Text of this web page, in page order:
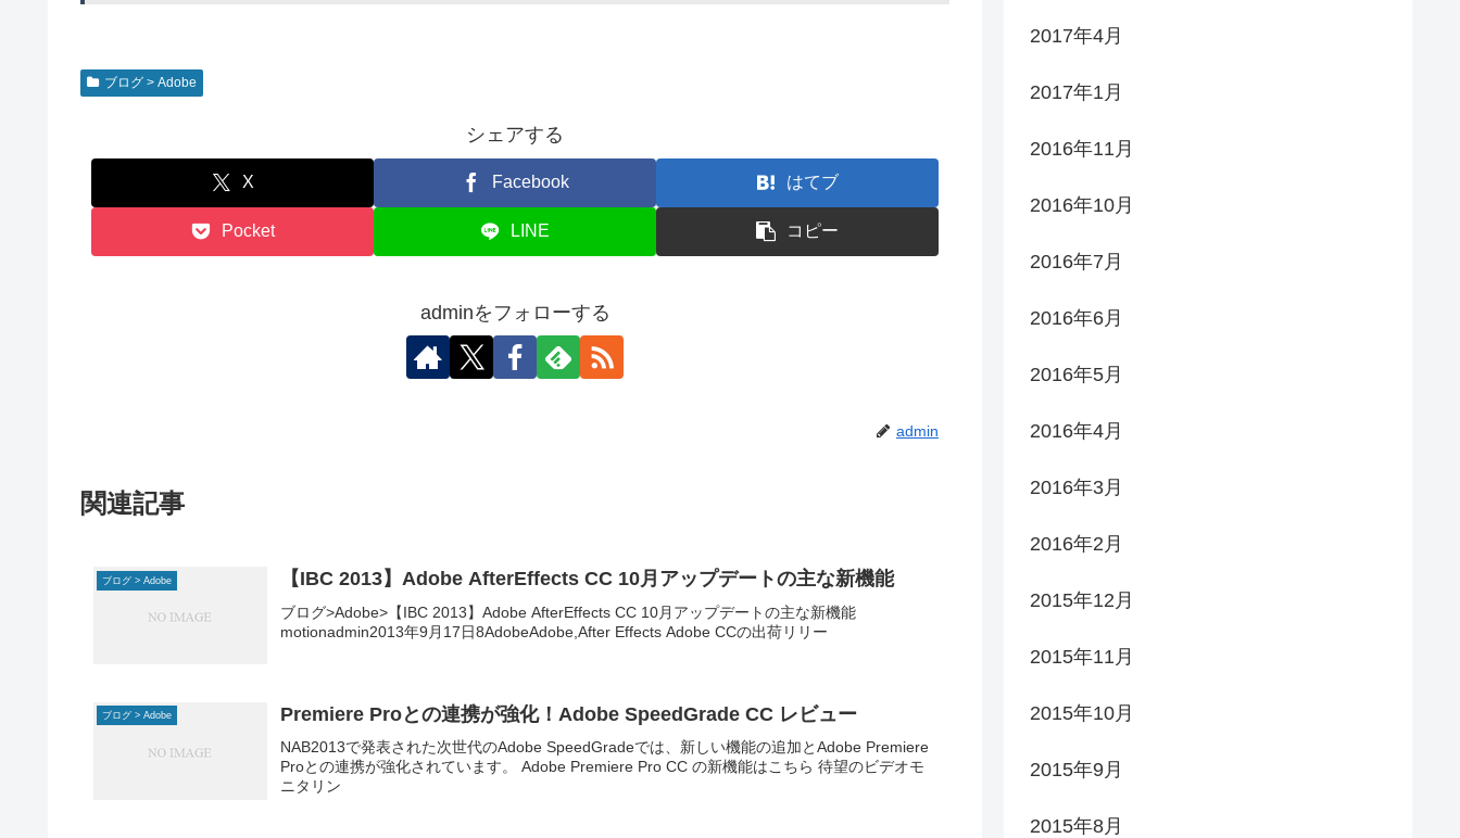
ブログ > Adobe
シェアする
X Facebook はてブ
Pocket LINE コピー
adminをフォローする
admin
関連記事
ブログ > Adobe 【IBC 2013】Adobe AfterEffects CC 10月アップデートの主な新機能
ブログ>Adobe>【IBC 2013】Adobe AfterEffects CC 10月アップデートの主な新機能
motionadmin2013年9月17日8AdobeAdobe,After Effects Adobe CCの出荷リリー
ブログ > Adobe Premiere Proとの連携が強化！Adobe SpeedGrade CC レビュー
NAB2013で発表された次世代のAdobe SpeedGradeでは、新しい機能の追加とAdobe Premiere
Proとの連携が強化されています。 Adobe Premiere Pro CC の新機能はこちら 待望のビデオモ
ニタリン
2017年4月
2017年1月
2016年11月
2016年10月
2016年7月
2016年6月
2016年5月
2016年4月
2016年3月
2016年2月
2015年12月
2015年11月
2015年10月
2015年9月
2015年8月